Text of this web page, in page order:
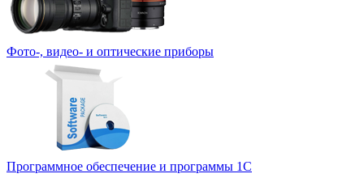
Фото-, видео- и оптические приборы
Программное обеспечение и программы 1С